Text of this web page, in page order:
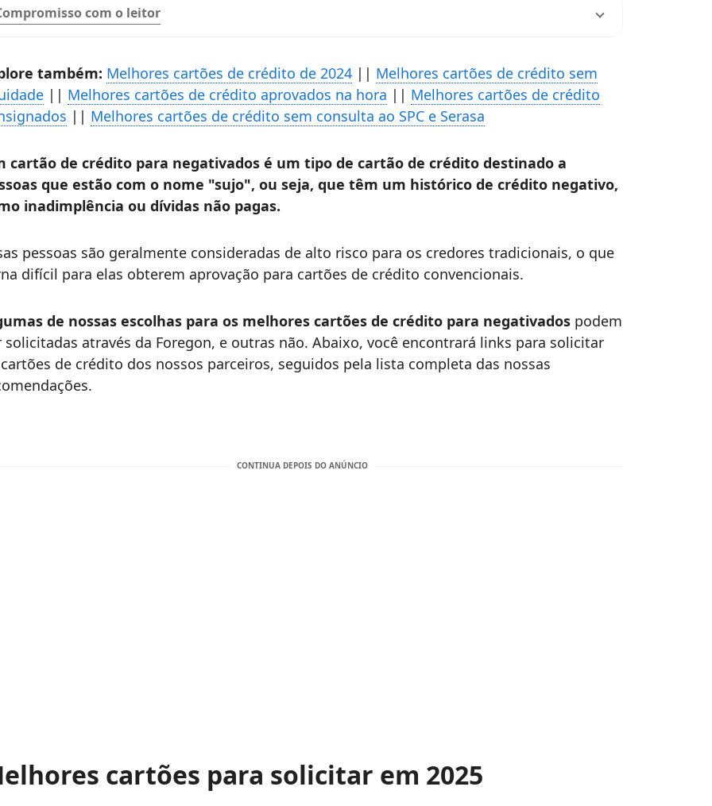
com o leitor
também: Melhores cartões de crédito de 2024 || Melhores cartões de crédito sem
|| Melhores cartões de crédito aprovados na hora || Melhores cartões de crédito
|| Melhores cartões de crédito sem consulta ao SPC e Serasa
cartão de crédito para negativados é um tipo de cartão de crédito destinado a
que estão com o nome "sujo", ou seja, que têm um histórico de crédito negativo,
inadimplência ou dívidas não pagas.
pessoas são geralmente consideradas de alto risco para os credores tradicionais, o que
difícil para elas obterem aprovação para cartões de crédito convencionais.
de nossas escolhas para os melhores cartões de crédito para negativados podem
solicitadas através da Foregon, e outras não. Abaixo, você encontrará links para solicitar
de crédito dos nossos parceiros, seguidos pela lista completa das nossas
cartões para solicitar em 2025